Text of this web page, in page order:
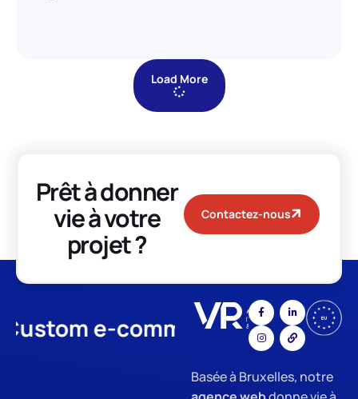
Load More
Prêt à donner
vie à votre
projet ?
Contactez-nous
e-commerce App
Basée à Bruxelles, notre